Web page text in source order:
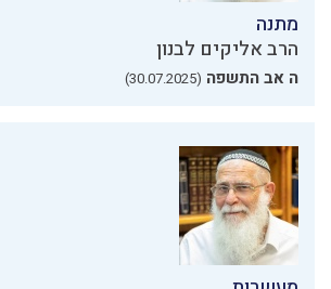
מתנה
הרב אליקים לבנון
ה אב התשפה (30.07.2025)